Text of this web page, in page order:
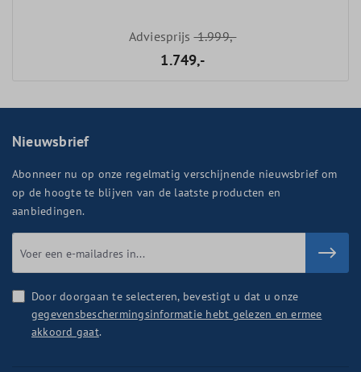
Adviesprijs1.999,-
1.749,-
Nieuwsbrief
Abonneer nu op onze regelmatig verschijnende nieuwsbrief om
op de hoogte te blijven van de laatste producten en
aanbiedingen.
Door doorgaan te selecteren, bevestigt u dat u onze
gegevensbeschermingsinformatie hebt gelezen en ermee
akkoord gaat.